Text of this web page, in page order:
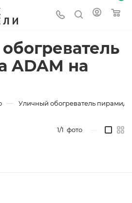
ADAM на
— Уличный обогреватель пирамида
1/1 фото